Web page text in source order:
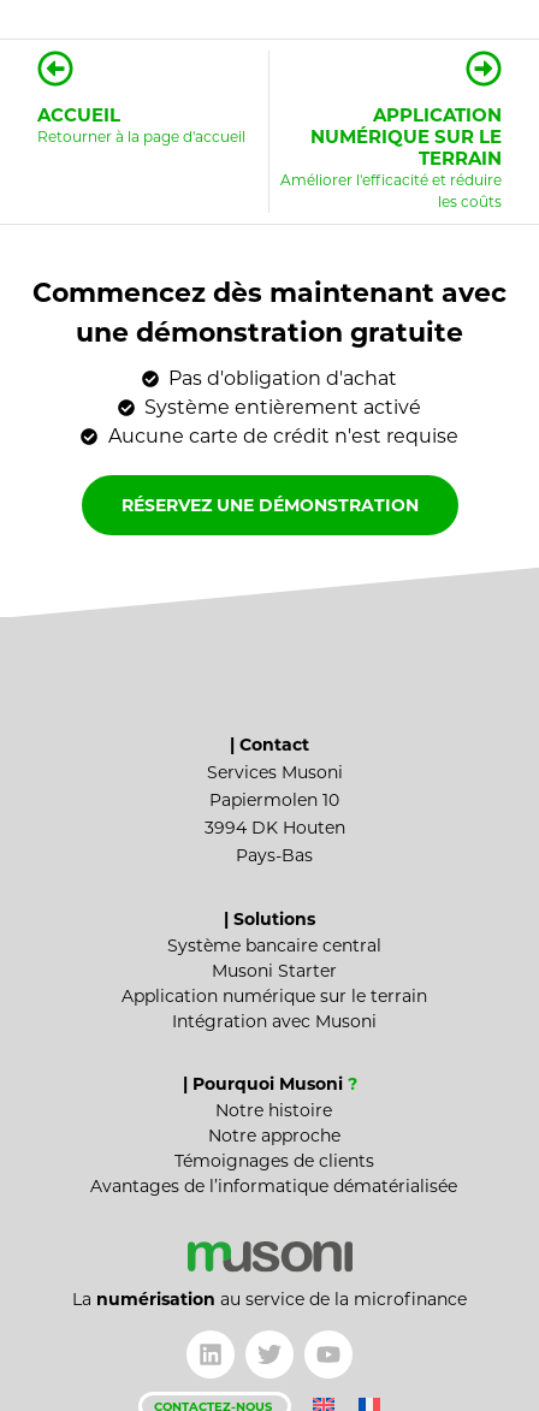
ACCUEIL
Retourner à la page d'accueil
APPLICATION
NUMÉRIQUE SUR LE
TERRAIN
Améliorer l'efficacité et réduire
les coûts
Commencez dès maintenant avec
une démonstration gratuite
Pas d'obligation d'achat
Système entièrement activé
Aucune carte de crédit n'est requise
RÉSERVEZ UNE DÉMONSTRATION
| Contact
Services Musoni
Papiermolen 10
3994 DK Houten
Pays-Bas
| Solutions
Système bancaire central
Musoni Starter
Application numérique sur le terrain
Intégration avec Musoni
| Pourquoi Musoni ?
Notre histoire
Notre approche
Témoignages de clients
Avantages de l’informatique dématérialisée
La numérisation au service de la microfinance
CONTACTEZ-NOUS